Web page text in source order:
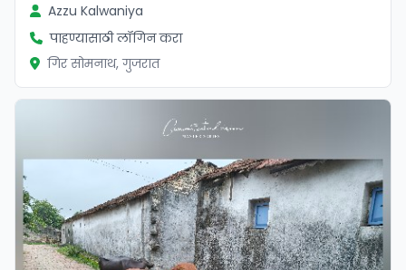
Azzu Kalwaniya
पाहण्यासाठी लॉगिन करा
गिर सोमनाथ, गुजरात